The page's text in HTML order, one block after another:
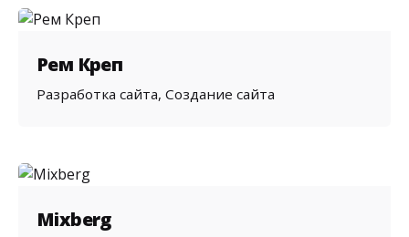
Рем Креп
Разработка сайта Создание сайта
Mixberg